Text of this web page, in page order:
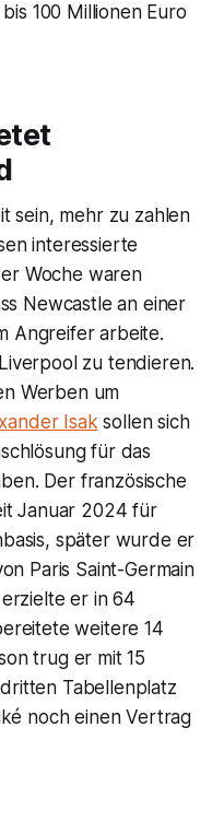
100 Millionen Euro
sein, mehr zu zahlen
interessierte
Woche waren
Newcastle an einer
Angreifer arbeite.
zu tendieren.
Werben um
Isak sollen sich
für das
Der französische
Januar 2024 für
später wurde er
Paris Saint-Germain
er in 64
weitere 14
trug er mit 15
Tabellenplatz
noch einen Vertrag